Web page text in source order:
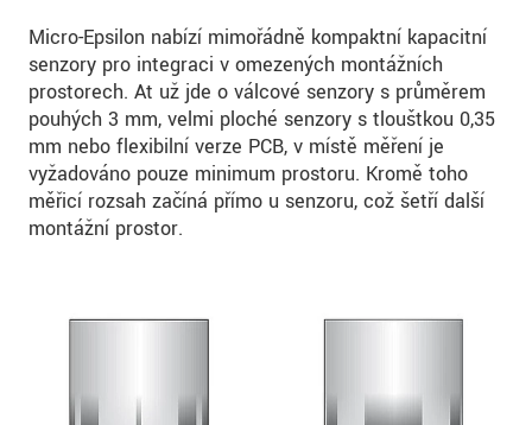
Micro-Epsilon nabízí mimořádně kompaktní kapacitní
senzory pro integraci v omezených montážních
prostorech. Ať už jde o válcové senzory s průměrem
pouhých 3 mm, velmi ploché senzory s tloušťkou 0,35
mm nebo flexibilní verze PCB, v místě měření je
vyžadováno pouze minimum prostoru. Kromě toho
měřicí rozsah začíná přímo u senzoru, což šetří další
montážní prostor.